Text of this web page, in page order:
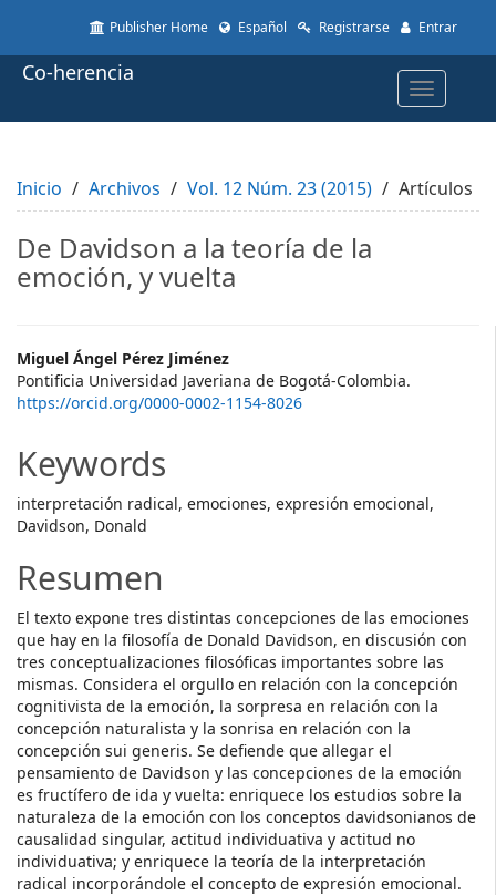
to
page
Main
Content
Sidebar
Publisher Home Español Registrarse Entrar
Toggle
Co-herencia
Inicio Archivos Vol. 12 Núm. 23 (2015) Artículos
De Davidson a la teoría de la
emoción, y vuelta
Main
Article
Miguel Ángel Pérez Jiménez
Pontificia Universidad Javeriana de Bogotá-Colombia.
https://orcid.org/0000-0002-1154-8026
Keywords
interpretación radical, emociones, expresión emocional,
Davidson, Donald
Resumen
El texto expone tres distintas concepciones de las emociones
que hay en la filosofía de Donald Davidson, en discusión con
tres conceptualizaciones filosóficas importantes sobre las
mismas. Considera el orgullo en relación con la concepción
cognitivista de la emoción, la sorpresa en relación con la
concepción naturalista y la sonrisa en relación con la
concepción sui generis. Se defiende que allegar el
pensamiento de Davidson y las concepciones de la emoción
es fructífero de ida y vuelta: enriquece los estudios sobre la
naturaleza de la emoción con los conceptos davidsonianos de
causalidad singular, actitud individuativa y actitud no
individuativa; y enriquece la teoría de la interpretación
radical incorporándole el concepto de expresión emocional.